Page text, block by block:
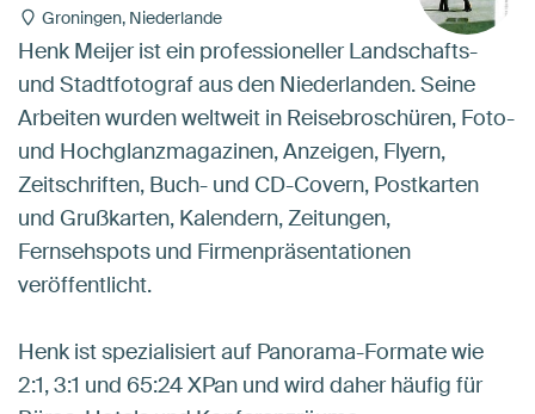
Groningen, Niederlande
Henk Meijer ist ein professioneller Landschafts-
und Stadtfotograf aus den Niederlanden. Seine
Arbeiten wurden weltweit in Reisebroschüren, Foto-
und Hochglanzmagazinen, Anzeigen, Flyern,
Zeitschriften, Buch- und CD-Covern, Postkarten
und Grußkarten, Kalendern, Zeitungen,
Fernsehspots und Firmenpräsentationen
veröffentlicht.
Henk ist spezialisiert auf Panorama-Formate wie
2:1, 3:1 und 65:24 XPan und wird daher häufig für